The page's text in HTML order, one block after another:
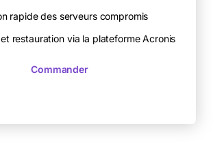
rapide des serveurs compromis
restauration via la plateforme Acronis
Commander